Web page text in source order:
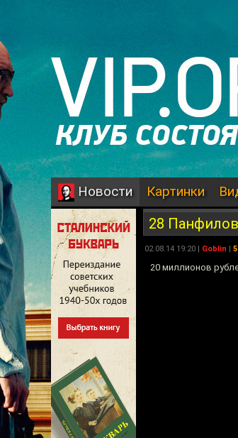
Новости Картинки
28
02.08.14 19:20 | Goblin |
20 миллионов